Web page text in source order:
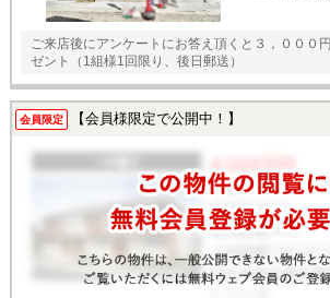
ご来店後にアンケートにお答え頂くと３，０００
ゼント（1組様1回限り、後日郵送）
会員限定 【会員様限定で公開中！】